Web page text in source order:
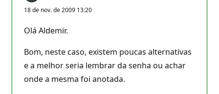
18 de nov. de 2009 13:20
Olá Aldemir.
Bom, neste caso, existem poucas alternativas
e a melhor seria lembrar da senha ou achar
onde a mesma foi anotada.